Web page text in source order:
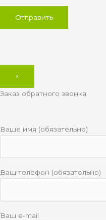
×
Заказ обратного звонка
Ваше имя (обязательно)
Ваш телефон (обязательно)
Ваш e-mail